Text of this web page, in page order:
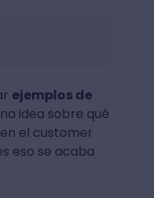
ejemplos de
idea sobre qué
el customer
eso se acaba